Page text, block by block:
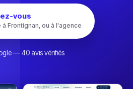
vous
à Frontignan, ou à l'agence
—40avis vérifiés